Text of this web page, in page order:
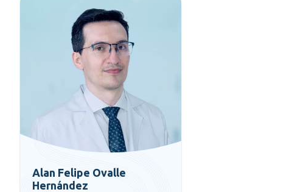
Alan Felipe Ovalle
Hernández